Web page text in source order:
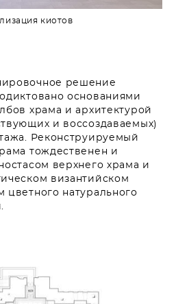
киотов
решение
основаниями
храма и архитектурой
и воссоздаваемых)
Реконструируемый
тождественен и
верхнего храма и
византийском
натурального